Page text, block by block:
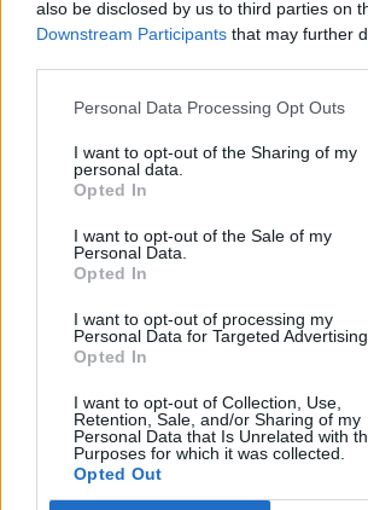
also be disclosed by us to third parties on
Downstream Participants that may further
Personal Data Processing Opt Outs
I want to opt-out of the Sharing of my
personal data.
Opted In
I want to opt-out of the Sale of my
Personal Data.
Opted In
I want to opt-out of processing my
Personal Data for Targeted Advertising.
Opted In
I want to opt-out of Collection, Use,
Retention, Sale, and/or Sharing of my
Personal Data that Is Unrelated with
Purposes for which it was collected.
Opted Out